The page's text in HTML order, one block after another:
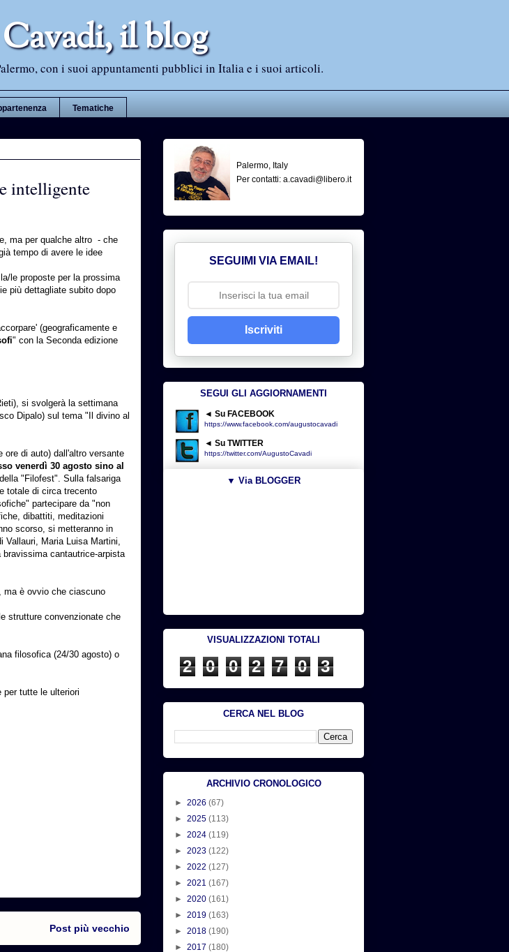
il blog
con i suoi appuntamenti pubblici in Italia e i suoi articoli.
Tematiche
intelligente
ma per qualche altro - che
tempo di avere le idee
le proposte per la prossima
più dettagliate subito dopo
(geograficamente e
" con la Seconda edizione
si svolgerà la settimana
Dipalo) sul tema "Il divino al
ore di auto) dall'altro versante
venerdì 30 agosto sino al
"Filofest". Sulla falsariga
totale di circa trecento
partecipare da "non
dibattiti, meditazioni
scorso, si metteranno in
Vallauri, Maria Luisa Martini,
cantautrice-arpista
ma è ovvio che ciascuno
strutture convenzionate che
filosofica (24/30 agosto) o
tutte le ulteriori
Post più vecchio
Palermo, Italy
Per contatti: a.cavadi@libero.it
SEGUIMI VIA EMAIL!
Iscriviti
SEGUI GLI AGGIORNAMENTI
◄ Su FACEBOOK
https://www.facebook.com/augustocavadi
◄ Su TWITTER
https://twitter.com/AugustoCavadi
▼ Via BLOGGER
VISUALIZZAZIONI TOTALI
2 0 0 2 7 0 3
CERCA NEL BLOG
ARCHIVIO CRONOLOGICO
► 2026 (67)
► 2025 (113)
► 2024 (119)
► 2023 (122)
► 2022 (127)
► 2021 (167)
► 2020 (161)
► 2019 (163)
► 2018 (190)
► 2017 (180)